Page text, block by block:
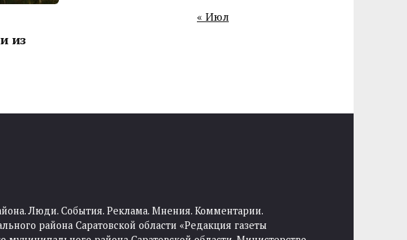
из
« Июл
Люди. События. Реклама. Мнения. Комментарии.
района Саратовской области «Редакция газеты